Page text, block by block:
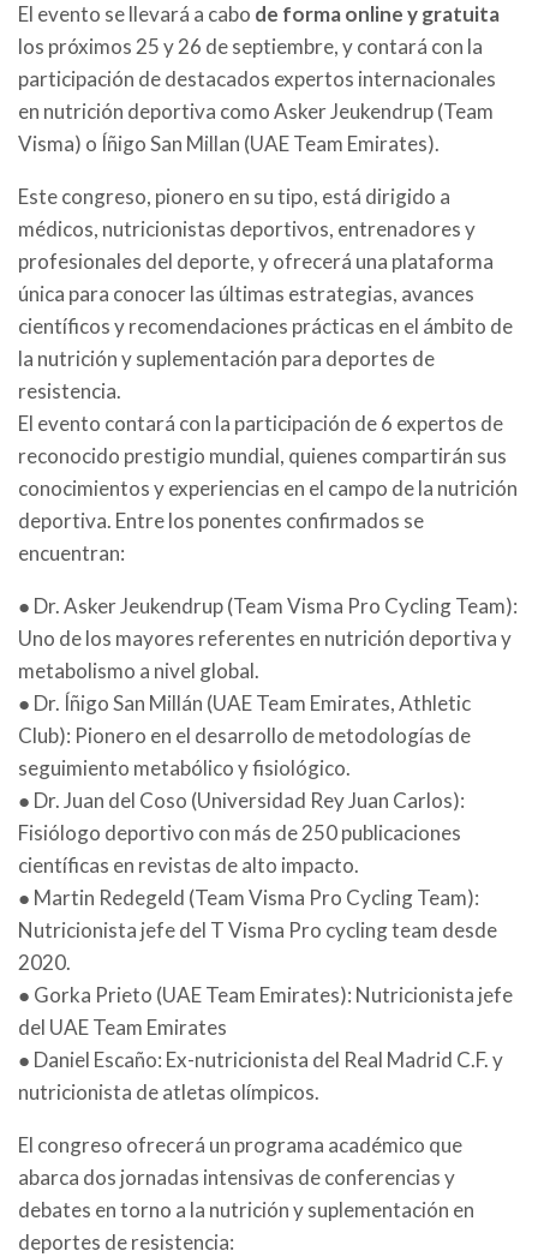
El evento se llevará a cabo de forma online y gratuita
los próximos 25 y 26 de septiembre, y contará con la
participación de destacados expertos internacionales
en nutrición deportiva como Asker Jeukendrup (Team
Visma) o Íñigo San Millan (UAE Team Emirates).
Este congreso, pionero en su tipo, está dirigido a
médicos, nutricionistas deportivos, entrenadores y
profesionales del deporte, y ofrecerá una plataforma
única para conocer las últimas estrategias, avances
científicos y recomendaciones prácticas en el ámbito de
la nutrición y suplementación para deportes de
resistencia.
El evento contará con la participación de 6 expertos de
reconocido prestigio mundial, quienes compartirán sus
conocimientos y experiencias en el campo de la nutrición
deportiva. Entre los ponentes confirmados se
encuentran:
● Dr. Asker Jeukendrup (Team Visma Pro Cycling Team):
Uno de los mayores referentes en nutrición deportiva y
metabolismo a nivel global.
● Dr. Íñigo San Millán (UAE Team Emirates, Athletic
Club): Pionero en el desarrollo de metodologías de
seguimiento metabólico y fisiológico.
● Dr. Juan del Coso (Universidad Rey Juan Carlos):
Fisiólogo deportivo con más de 250 publicaciones
científicas en revistas de alto impacto.
● Martin Redegeld (Team Visma Pro Cycling Team):
Nutricionista jefe del T Visma Pro cycling team desde
2020.
● Gorka Prieto (UAE Team Emirates): Nutricionista jefe
del UAE Team Emirates
● Daniel Escaño: Ex-nutricionista del Real Madrid C.F. y
nutricionista de atletas olímpicos.
El congreso ofrecerá un programa académico que
abarca dos jornadas intensivas de conferencias y
debates en torno a la nutrición y suplementación en
deportes de resistencia: